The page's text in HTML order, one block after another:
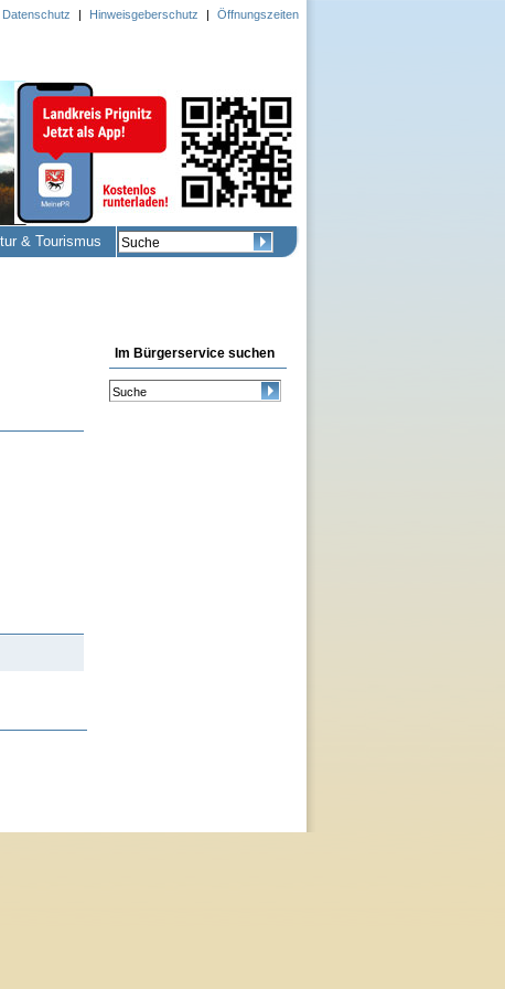
Im Bürgerservice suchen
Datenschutz | Hinweisgeberschutz | Öffnungszeiten
& Tourismus